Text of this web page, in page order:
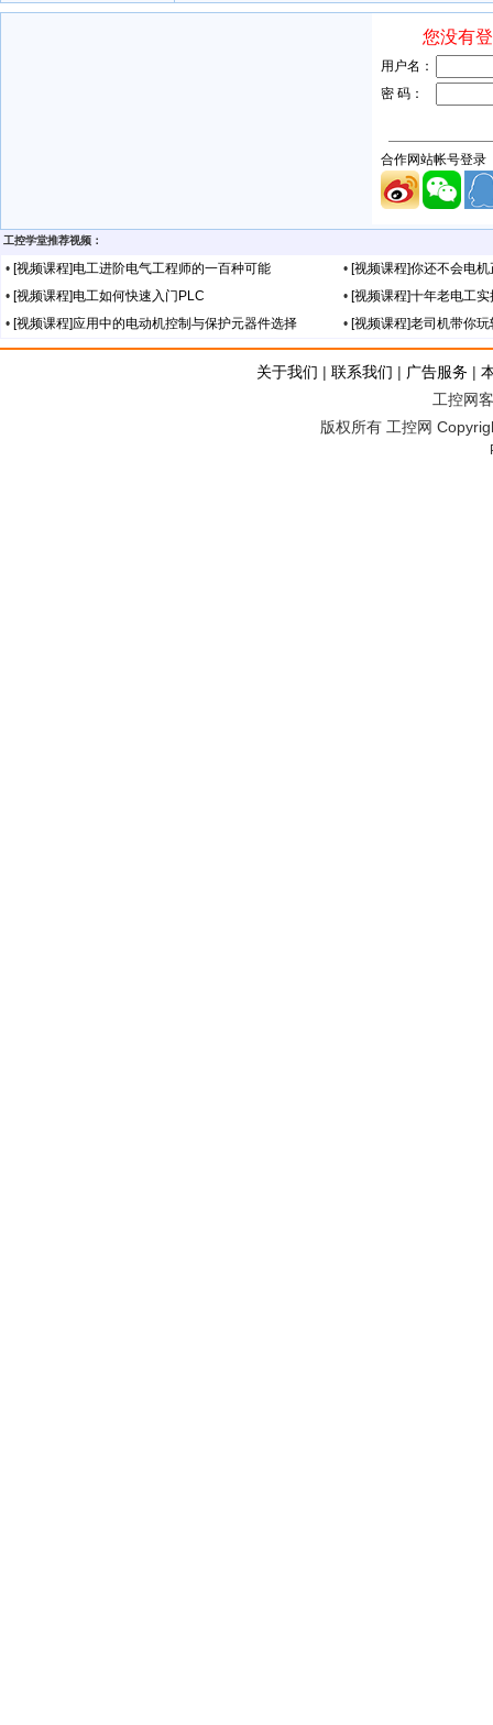
工控学堂推荐视频：
• [视频课程]电工进阶电气工程师的一百种可能 • [视频课程]你还不会电
• [视频课程]电工如何快速入门PLC • [视频课程]十年老电工
• [视频课程]应用中的电动机控制与保护元器件选择 • [视频课程]老司机带你
关于我们 | 联系我们 | 广告服务 |
工控网
版权所有 工控网